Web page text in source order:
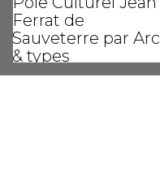
Ferrat de
Sauveterre par Arc
& types
Architecture,Commande,